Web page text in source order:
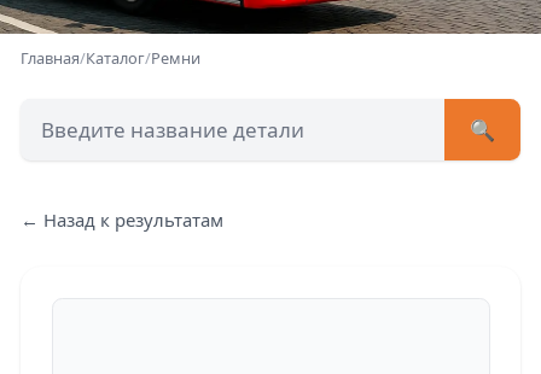
Главная/Каталог/Ремни
🔍
← Назад к результатам